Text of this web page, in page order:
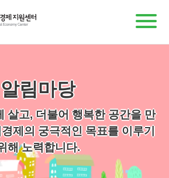
알림마당
살고, 더불어 행복한 공간을 만
제의 궁극적인 목표를 이루기
해 노력합니다.